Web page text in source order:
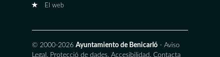
El web
© 2000-2026 Ayuntamiento de Benicarló - Aviso
Legal , Protecció de dades, Accesibilidad , Contacta